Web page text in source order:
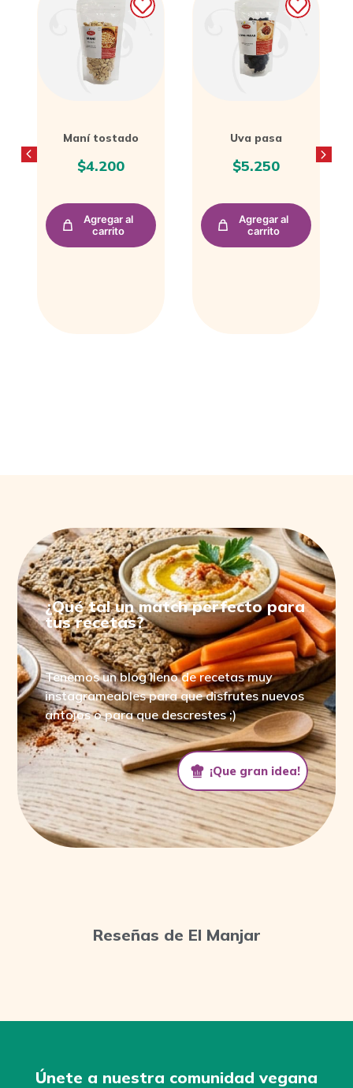
Uva pasa
$5.250
Agregar al
carrito
Papa natural
$4.000
Agregar al
carrito
¿Qué tal un match perfecto para
tus recetas?
Tenemos un blog lleno de recetas muy
instagrameables para que disfrutes nuevos
antojos o para que descrestes ;)
¡Que gran idea!
¡Que gran idea!
Reseñas de El Manjar
Únete a nuestra comunidad vegana